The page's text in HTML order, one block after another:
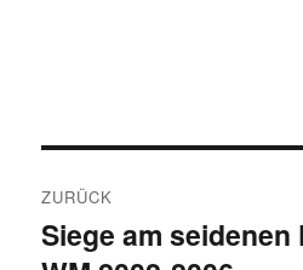
ZURÜCK
Vorheriger
Siege am